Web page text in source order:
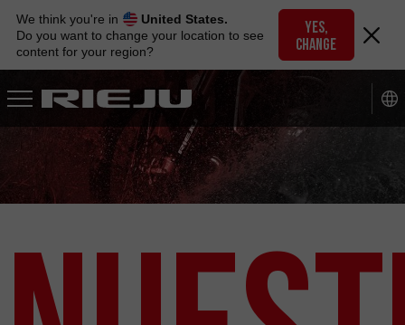
navigation
content
We think you're in
United States.
Do you want to change your location to see
content for your region?
YES,
CHANGE